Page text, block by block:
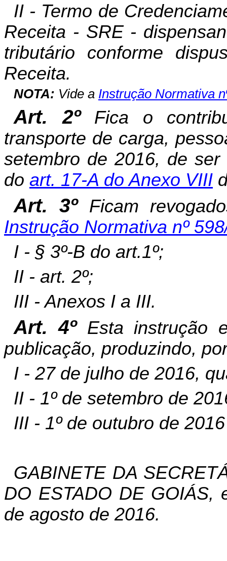
II - Termo de
Receita - SRE -
tributário conforme
Receita.
NOTA: Vide a Instrução Normativa
Art. 2ºFica o
transporte de carga,
setembro de 2016, de
do art. 17-A do Anexo VIII
Art. 3ºFicam
Instrução Normativa nº
I - § 3º-B do art.1º;
II - art. 2º;
III - Anexos I a III.
Art. 4ºEsta instrução
publicação, produzindo,
I - 27 de julho de 2016,
II - 1º de setembro de
III - 1º de outubro de
GABINETE DA
DO ESTADO DE GOIÁS,
de agosto de 2016.